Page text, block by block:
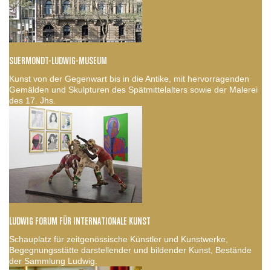
SUERMONDT-LUDWIG-MUSEUM
Kunst von der Gegenwart bis in die Antike, mit hervorragenden
Gemälden und Skulpturen des Spätmittelalters sowie der Malerei
des 17. Jhs.
LUDWIG FORUM FÜR INTERNATIONALE KUNST
Schauplatz für zeitgenössische Künstler und Kunstwerke,
Begegnungsstätte darstellender und bildender Kunst, Bestände
der Sammlung Ludwig.